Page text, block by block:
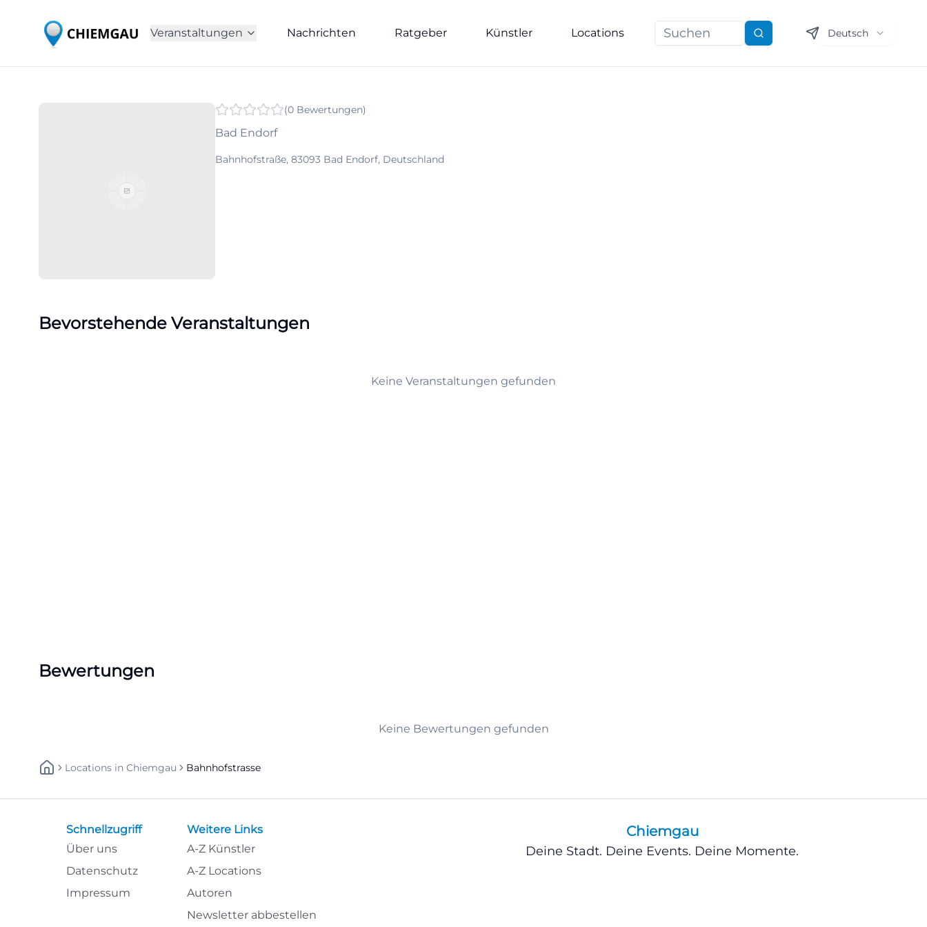
Veranstaltungen Nachrichten Ratgeber Künstler Locations Suchen Deutsch
(0 Bewertungen)
Bad Endorf
Bahnhofstraße, 83093 Bad Endorf, Deutschland
Bevorstehende Veranstaltungen
Keine Veranstaltungen gefunden
Bewertungen
Keine Bewertungen gefunden
Locations In Chiemgau Bahnhofstrasse
Schnellzugriff
Über uns
Datenschutz
Impressum
Weitere Links
A-Z Künstler
A-Z Locations
Autoren
Newsletter abbestellen
Chiemgau
Deine Stadt. Deine Events. Deine Momente.